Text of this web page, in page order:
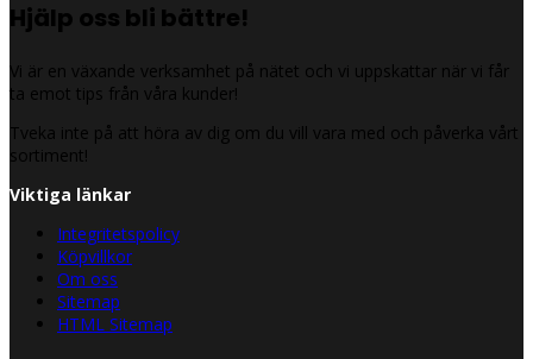
Hjälp oss bli bättre!
Vi är en växande verksamhet på nätet och vi uppskattar när vi får
ta emot tips från våra kunder!
Tveka inte på att höra av dig om du vill vara med och påverka vårt
sortiment!
Viktiga länkar
Integritetspolicy
Köpvillkor
Om oss
Sitemap
HTML Sitemap